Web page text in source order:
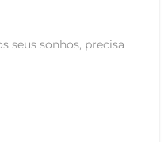
seus sonhos, precisa